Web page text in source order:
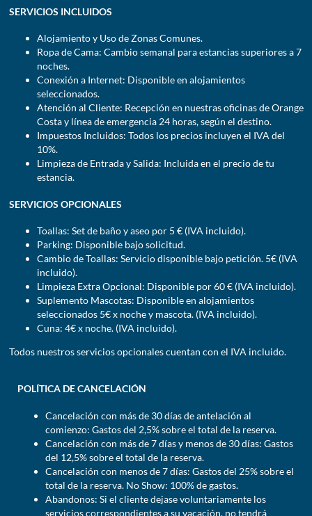
SERVICIOS INCLUIDOS
Alojamiento y Uso de Zonas Comunes.
Ropa de Cama: Cambio semanal para estancias superiores a 7
noches.
Conexión a Internet: Disponible en alojamientos
seleccionados.
Atención al Cliente: Recepción en nuestras oficinas de Orange
Costa y línea de emergencia 24 horas, según el destino.
Impuestos Incluidos: Todos los precios incluyen el IVA del
10%.
Limpieza de Entrada y Salida: Incluida en el precio de tu
estancia.
SERVICIOS OPCIONALES
Toallas: Set de baño y aseo por 5 € (IVA incluido).
Parking: Disponible bajo solicitud.
Cambio de Toallas: Servicio disponible bajo petición. 5€ (IVA
incluido).
Limpieza Extra Opcional: Disponible por 60 € (IVA incluido).
Suplemento Mascotas: Disponible en alojamientos
seleccionados 5€ x noche y mascota. (IVA incluido).
Cuna: 4€ x noche. (IVA incluido).
Todos nuestros servicios opcionales cuentan con el IVA incluido.
POLÍTICA DE CANCELACIÓN
Cancelación con más de 30 días de antelación al
comienzo: Gastos del 2,5% sobre el total de la reserva.
Cancelación con más de 7 días y menos de 30 días: Gastos
del 12,5% sobre el total de la reserva.
Cancelación con menos de 7 días: Gastos del 25% sobre el
total de la reserva. No Show: 100% de gastos.
Abandonos: Si el cliente dejase voluntariamente los
servicios correspondientes a su vacación, no tendrá